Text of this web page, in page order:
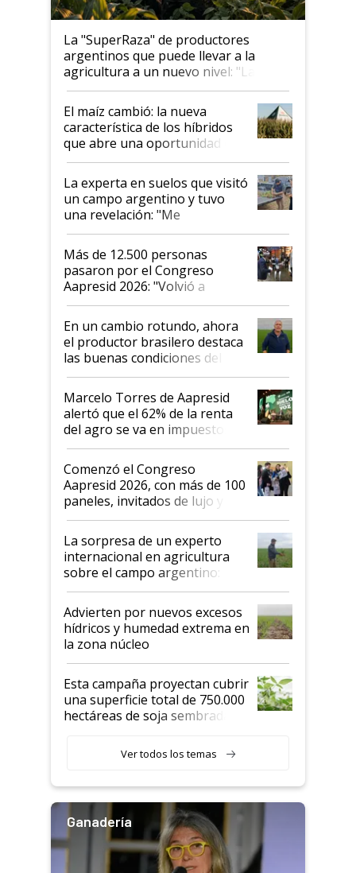
La "SuperRaza" de productores
argentinos que puede llevar a la
agricultura a un nuevo nivel: "Las
posibilidades de crecimiento son
infinitas"
El maíz cambió: la nueva
característica de los híbridos
que abre una oportunidad en
el lote
La experta en suelos que visitó
un campo argentino y tuvo
una revelación: "Me
impresionó mucho"
Más de 12.500 personas
pasaron por el Congreso
Aapresid 2026: "Volvió a
demostrar que hablar del
suelo es hablar de todo el
sistema productivo"
En un cambio rotundo, ahora
el productor brasilero destaca
las buenas condiciones del
agro argentino para invertir:
"Los veo más motivados"
Marcelo Torres de Aapresid
alertó que el 62% de la renta
del agro se va en impuestos:
"No es bueno que en
Argentina se sigan discutiendo
las mismas cosas de hace 50
años"
Comenzó el Congreso
Aapresid 2026, con más de 100
paneles, invitados de lujo y
todas las tendencias
La sorpresa de un experto
internacional en agricultura
sobre el campo argentino:
"Estoy muy impresionado"
Advierten por nuevos excesos
hídricos y humedad extrema en
la zona núcleo
Esta campaña proyectan cubrir
una superficie total de 750.000
hectáreas de soja sembradas
variedades que marcan un
salto tecnológico en genética y
Ver todos los temas
Ganadería